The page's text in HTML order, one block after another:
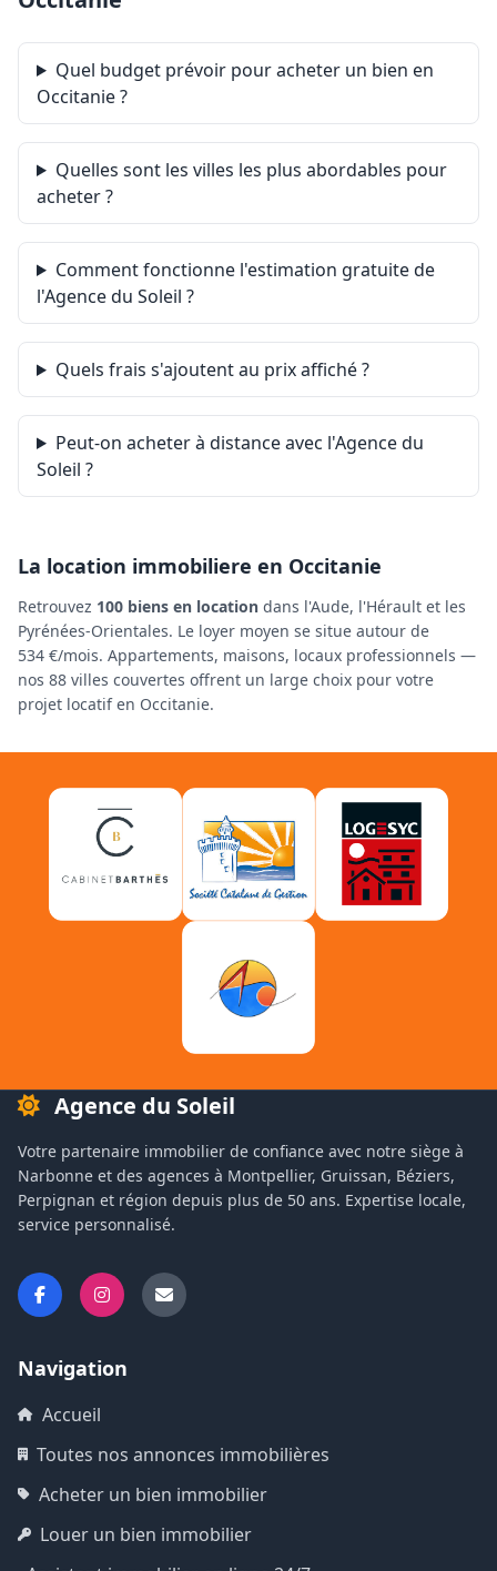
Quel budget prévoir pour acheter un bien en
Occitanie ?
Quelles sont les villes les plus abordables pour
acheter ?
Comment fonctionne l'estimation gratuite de
l'Agence du Soleil ?
Quels frais s'ajoutent au prix affiché ?
Peut-on acheter à distance avec l'Agence du
Soleil ?
La location immobiliere en Occitanie
Retrouvez 100 biens en location dans l'Aude, l'Hérault et les
Pyrénées-Orientales. Le loyer moyen se situe autour de
534 €/mois. Appartements, maisons, locaux professionnels —
nos 88 villes couvertes offrent un large choix pour votre
projet locatif en Occitanie.
Agence du Soleil
Votre partenaire immobilier de confiance avec notre siège à
Narbonne et des agences à Montpellier, Gruissan, Béziers,
Perpignan et région depuis plus de 50 ans. Expertise locale,
service personnalisé.
Navigation
Accueil
Toutes nos annonces immobilières
Acheter un bien immobilier
Louer un bien immobilier